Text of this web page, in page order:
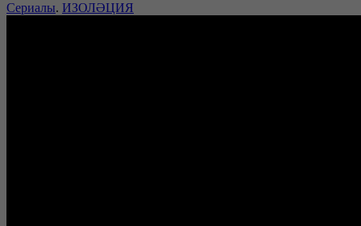
Сериалы. ИЗОЛӘЦИЯ